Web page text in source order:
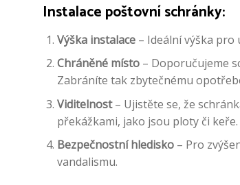
Instalace poštovní schránky:
Výška instalace– Ideální výška pro
Chráněné místo– Doporučujeme
Zabráníte tak zbytečnému
Viditelnost– Ujistěte se, že
překážkami, jako jsou ploty či keře.
Bezpečnostní hledisko– Pro
vandalismu.